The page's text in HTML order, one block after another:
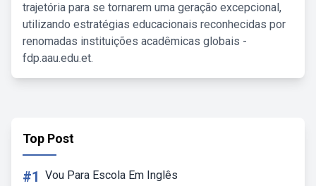
trajetória para se tornarem uma geração excepcional,
utilizando estratégias educacionais reconhecidas por
renomadas instituições acadêmicas globais -
fdp.aau.edu.et.
Top Post
#1 Vou Para Escola Em Inglês